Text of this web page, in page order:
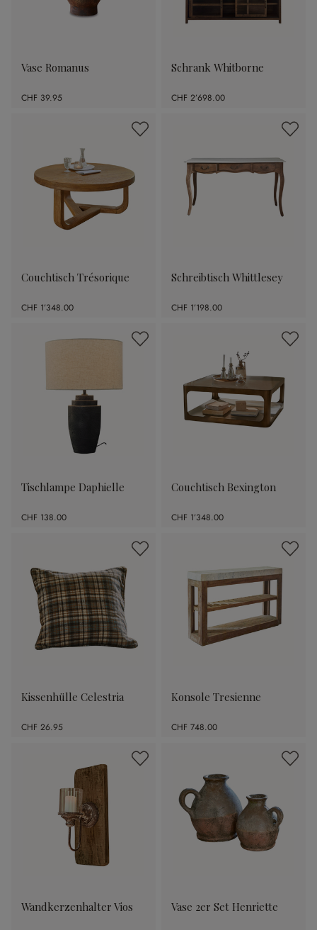
Vase Romanus
CHF 39.95
Schrank Whitborne
CHF 2’698.00
Couchtisch Trésorique
CHF 1’348.00
Schreibtisch Whittlesey
CHF 1’198.00
Tischlampe Daphielle
CHF 138.00
Couchtisch Bexington
CHF 1’348.00
Kissenhülle Celestria
CHF 26.95
Konsole Tresienne
CHF 748.00
Wandkerzenhalter Vios Vase 2er Set Henriette